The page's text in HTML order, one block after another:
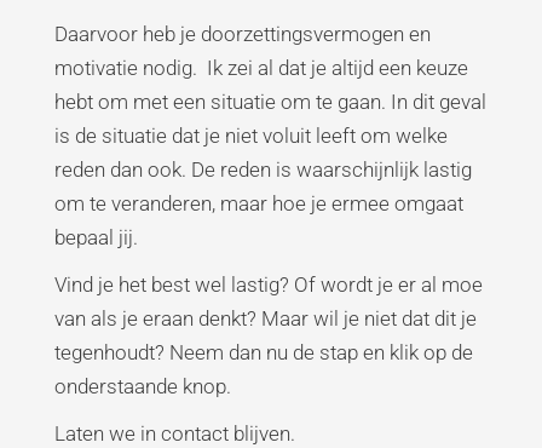
Daarvoor heb je doorzettingsvermogen en
motivatie nodig. Ik zei al dat je altijd een keuze
hebt om met een situatie om te gaan. In dit geval
is de situatie dat je niet voluit leeft om welke
reden dan ook. De reden is waarschijnlijk lastig
om te veranderen, maar hoe je ermee omgaat
bepaal jij.
Vind je het best wel lastig? Of wordt je er al moe
van als je eraan denkt? Maar wil je niet dat dit je
tegenhoudt? Neem dan nu de stap en klik op de
onderstaande knop.
Laten we in contact blijven.